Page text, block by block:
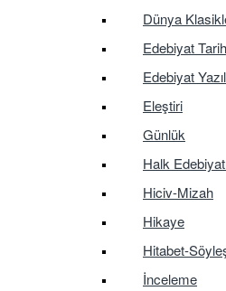
Dünya
Edebiyat
Edebiyat
Eleştiri
Günlük
Halk
Hiciv-Mizah
Hikaye
Hitabet-
İnceleme